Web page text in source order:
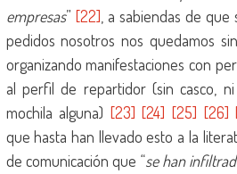
empresas” [22] , a sabiendas de
pedidos nosotros nos quedamos
organizando manifestaciones con
al perfil de repartidor (sin casco,
mochila alguna) [23] [24] [25] [26]
que hasta han llevado esto a la
de comunicación que “se han